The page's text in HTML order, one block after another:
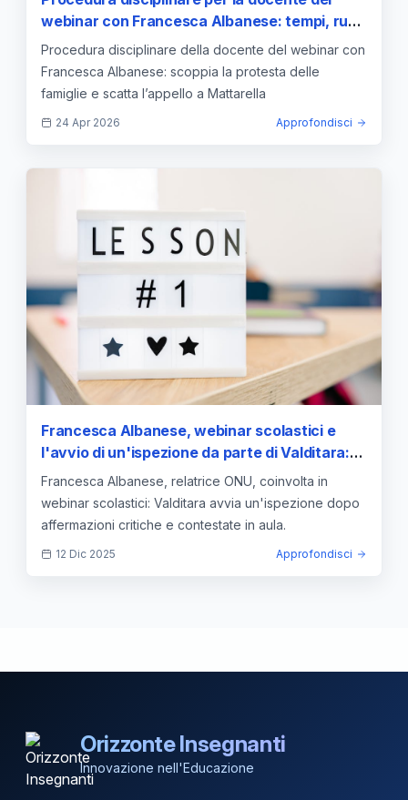
webinar con Francesca Albanese: tempi, ruoli
e appello a Mattarella
Procedura disciplinare della docente del webinar con
Francesca Albanese: scoppia la protesta delle
famiglie e scatta l’appello a Mattarella
24 Apr 2026 Approfondisci
Francesca Albanese, webinar scolastici e
l'avvio di un'ispezione da parte di Valditara:
cosa dice la relatrice ONU
Francesca Albanese, relatrice ONU, coinvolta in
webinar scolastici: Valditara avvia un'ispezione dopo
affermazioni critiche e contestate in aula.
12 Dic 2025 Approfondisci
Orizzonte Insegnanti
Innovazione nell'Educazione